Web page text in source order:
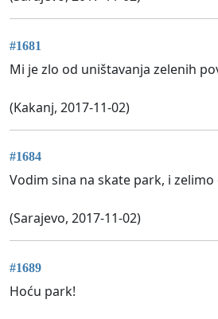
#1681
Mi je zlo od uništavanja zelenih
(Kakanj, 2017-11-02)
#1684
Vodim sina na skate park, i zelimo
(Sarajevo, 2017-11-02)
#1689
Hoću park!